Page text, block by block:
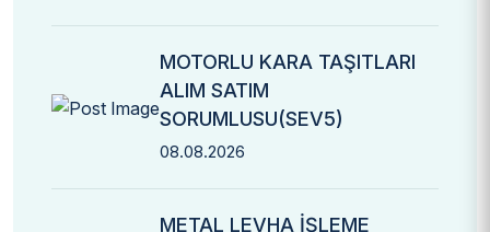
MOTORLU KARA TAŞITLARI
ALIM SATIM
SORUMLUSU(SEV5)
08.08.2026
METAL LEVHA İŞLEME